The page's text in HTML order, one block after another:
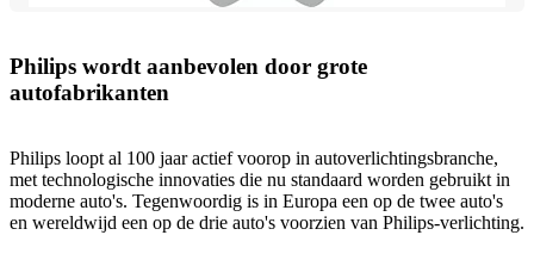
Philips wordt aanbevolen door grote
autofabrikanten
Philips loopt al 100 jaar actief voorop in autoverlichtingsbranche,
met technologische innovaties die nu standaard worden gebruikt in
moderne auto's. Tegenwoordig is in Europa een op de twee auto's
en wereldwijd een op de drie auto's voorzien van Philips-verlichting.